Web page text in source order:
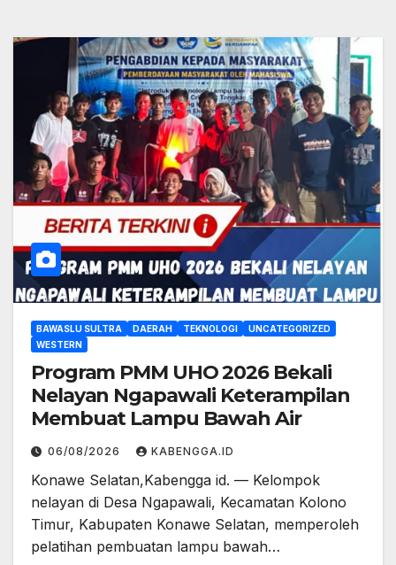
BAWASLU SULTRA DAERAH TEKNOLOGI
UNCATEGORIZED
WESTERN
Program PMM UHO 2026 Bekali
Nelayan Ngapawali Keterampilan
Membuat Lampu Bawah Air
06/08/2026 KABENGGA.ID
Konawe Selatan,Kabengga id. — Kelompok
nelayan di Desa Ngapawali, Kecamatan Kolono
Timur, Kabupaten Konawe Selatan, memperoleh
pelatihan pembuatan lampu bawah…